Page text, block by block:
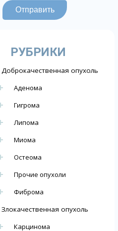
РУБРИКИ
Доброкачественная опухоль
Аденома
Гигрома
Липома
Миома
Остеома
Прочие опухоли
Фиброма
Злокачественная опухоль
Карцинома